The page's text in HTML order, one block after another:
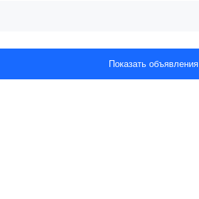
Показать объявления